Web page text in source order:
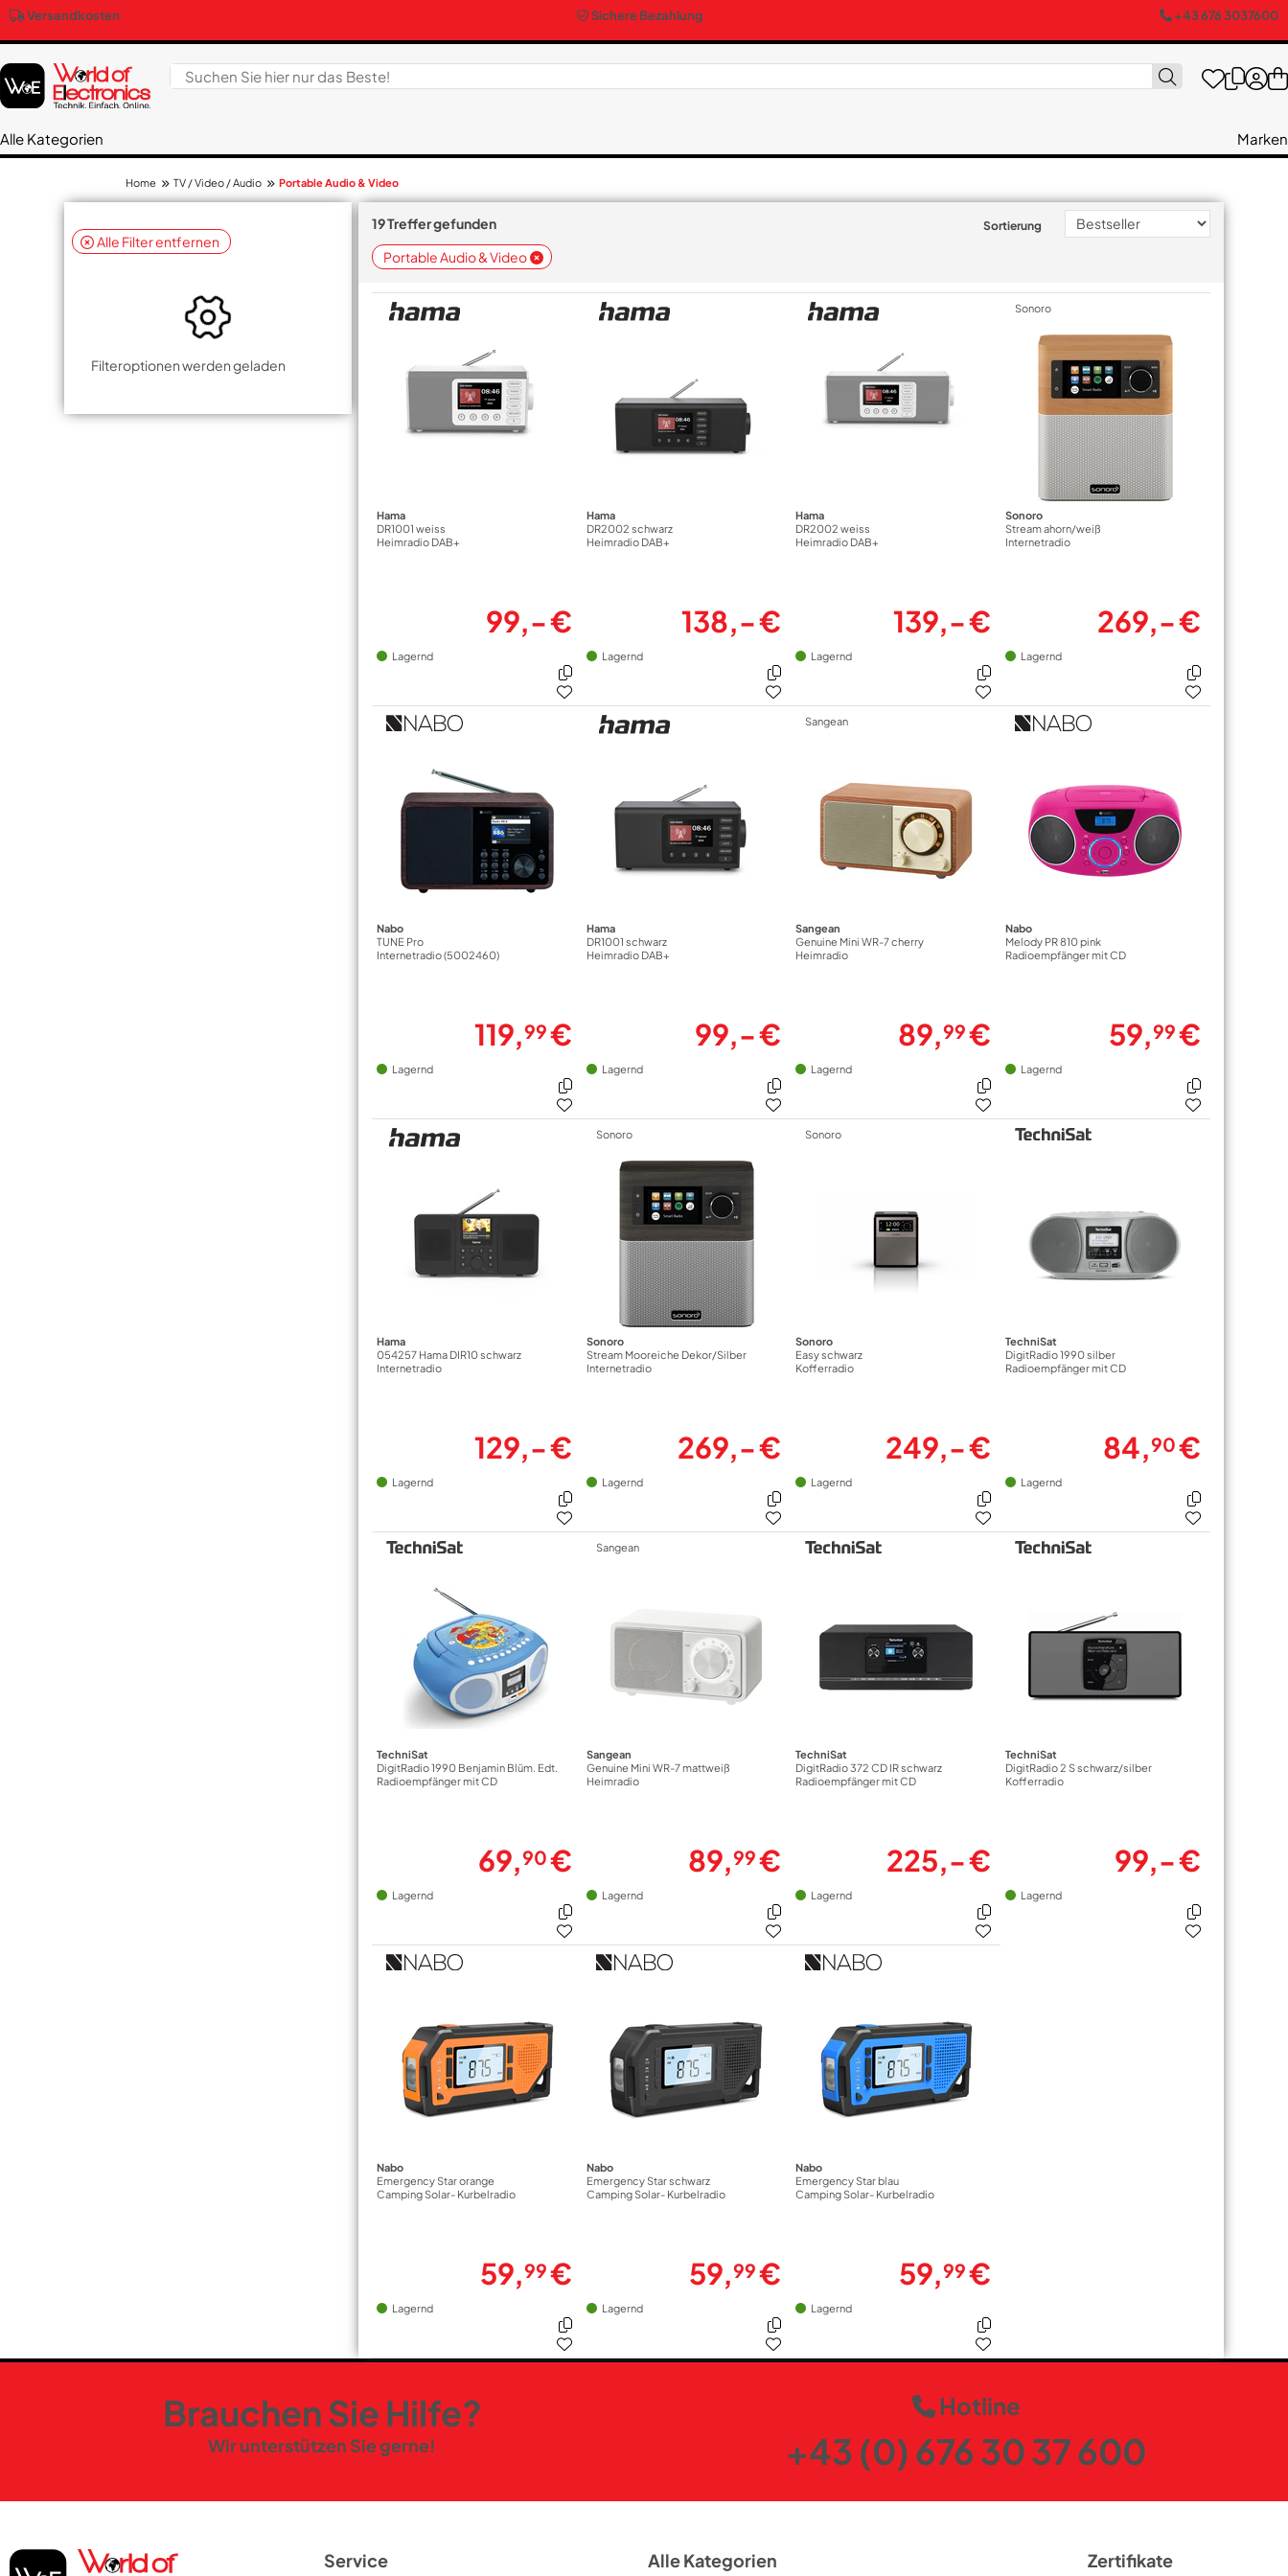
Versandkosten Sichere Bezahlung +43 676 3037600
Alle Kategorien Marken
Home TV / Video / Audio Portable Audio & Video
Alle Filter entfernen
Filteroptionen werden geladen
Sortierung
19 Treffer gefunden
Portable Audio & Video
Hama
DR1001 weiss
Heimradio DAB+
99,- €
Lagernd
Hama
DR2002 schwarz
Heimradio DAB+
138,- €
Lagernd
Hama
DR2002 weiss
Heimradio DAB+
139,- €
Lagernd
Sonoro
Sonoro
Stream ahorn/weiß
Internetradio
269,- €
Lagernd
Nabo
TUNE Pro
Internetradio (5002460)
119,99€
Lagernd
Hama
DR1001 schwarz
Heimradio DAB+
99,- €
Lagernd
Sangean
Sangean
Genuine Mini WR-7 cherry
Heimradio
89,99€
Lagernd
Nabo
Melody PR 810 pink
Radioempfänger mit CD
59,99€
Lagernd
Hama
054257 Hama DIR10 schwarz
Internetradio
129,- €
Lagernd
Sonoro
Sonoro
Stream Mooreiche Dekor/Silber
Internetradio
269,- €
Lagernd
Sonoro
Sonoro
Easy schwarz
Kofferradio
249,- €
Lagernd
TechniSat
DigitRadio 1990 silber
Radioempfänger mit CD
84,90€
Lagernd
TechniSat
DigitRadio 1990 Benjamin Blüm. Edt.
Radioempfänger mit CD
69,90€
Lagernd
Sangean
Sangean
Genuine Mini WR-7 mattweiß
Heimradio
89,99€
Lagernd
TechniSat
DigitRadio 372 CD IR schwarz
Radioempfänger mit CD
225,- €
Lagernd
TechniSat
DigitRadio 2 S schwarz/silber
Kofferradio
99,- €
Lagernd
Nabo
Emergency Star orange
Camping Solar- Kurbelradio
59,99€
Lagernd
Nabo
Emergency Star schwarz
Camping Solar- Kurbelradio
59,99€
Lagernd
Nabo
Emergency Star blau
Camping Solar- Kurbelradio
59,99€
Lagernd
Brauchen Sie Hilfe?
Wir unterstützen Sie gerne!
Hotline
+43 (0) 676 30 37 600
Service Alle Kategorien Zertifikate